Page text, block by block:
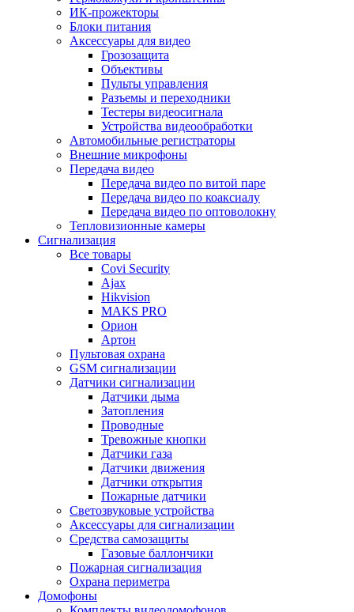
ИК-прожекторы
Блоки питания
Аксессуары для видео
Грозозащита
Объективы
Пульты управления
Разъемы и переходники
Тестеры видеосигнала
Устройства видеообработки
Автомобильные регистраторы
Внешние микрофоны
Передача видео
Передача видео по витой паре
Передача видео по коаксиалу
Передача видео по оптоволокну
Тепловизионные камеры
Сигнализация
Все товары
Covi Security
Ajax
Hikvision
MAKS PRO
Орион
Артон
Пультовая охрана
GSM сигнализации
Датчики сигнализации
Датчики дыма
Затопления
Проводные
Тревожные кнопки
Датчики газа
Датчики движения
Датчики открытия
Пожарные датчики
Светозвуковые устройства
Аксессуары для сигнализации
Средства самозащиты
Газовые баллончики
Пожарная сигнализация
Охрана периметра
Домофоны